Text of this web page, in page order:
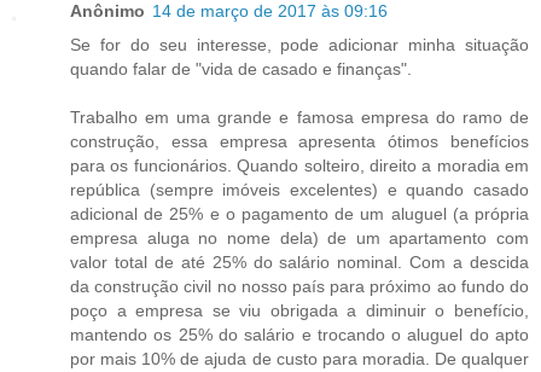
Anônimo 14 de março de 2017 às 09:16
Se for do seu interesse, pode adicionar minha situação
quando falar de "vida de casado e finanças".
Trabalho em uma grande e famosa empresa do ramo de
construção, essa empresa apresenta ótimos benefícios
para os funcionários. Quando solteiro, direito a moradia em
república (sempre imóveis excelentes) e quando casado
adicional de 25% e o pagamento de um aluguel (a própria
empresa aluga no nome dela) de um apartamento com
valor total de até 25% do salário nominal. Com a descida
da construção civil no nosso país para próximo ao fundo do
poço a empresa se viu obrigada a diminuir o benefício,
mantendo os 25% do salário e trocando o aluguel do apto
por mais 10% de ajuda de custo para moradia. De qualquer